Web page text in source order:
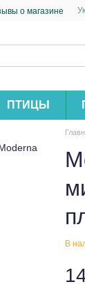
о магазине
ПТИЦЫ
В